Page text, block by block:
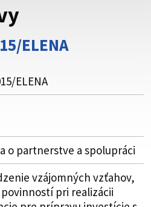
že zdieľate informácie iba
Zabezpečená stránka
domény webového sídla.
ELENA
ELENA
o partnerstve a spolupráci
vzájomných vzťahov,
povinností pri realizácii